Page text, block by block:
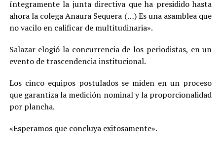
íntegramente la junta directiva que ha presidido hasta
ahora la colega Anaura Sequera (…) Es una asamblea que
no vacilo en calificar de multitudinaria».
Salazar elogió la concurrencia de los periodistas, en un
evento de trascendencia institucional.
Los cinco equipos postulados se miden en un proceso
que garantiza la medición nominal y la proporcionalidad
por plancha.
«Esperamos que concluya exitosamente».